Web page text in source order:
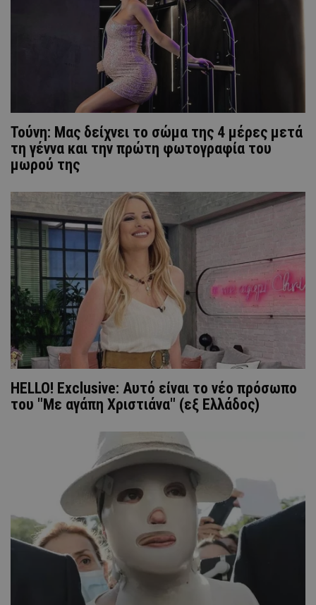
Τούνη: Μας δείχνει το σώμα της 4 μέρες μετά
τη γέννα και την πρώτη φωτογραφία του
μωρού της
HELLO! Exclusive: Αυτό είναι το νέο πρόσωπο
του "Με αγάπη Χριστιάνα" (εξ Ελλάδος)